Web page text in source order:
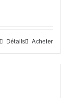
Acheter
Détails